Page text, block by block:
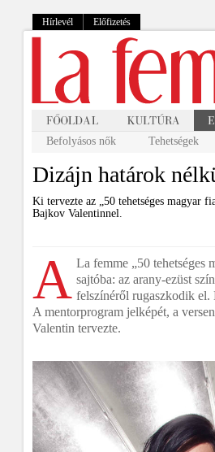
Hírlevél Előfizetés
Befolyásos nők Tehetségek
Dizájn határok
Ki tervezte az „50 tehetséges magyar
Bajkov Valentinnel.
A La femme „50 tehetséges
sajtóba: az arany-ezüst
felszínéről rugaszkodik el.
A mentorprogram jelképét, a
Valentin tervezte.